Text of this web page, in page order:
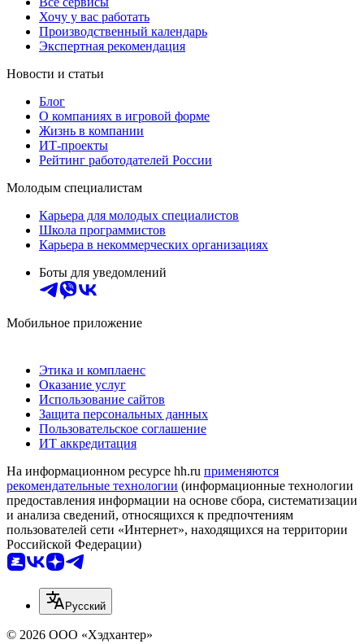
Хочу у вас работать
Производственный календарь
Экспертная рекомендация
Новости и статьи
Блог
О компаниях в игровой форме
Жизнь в компании
ИТ-проекты
Рейтинг работодателей России
Молодым специалистам
Карьера для молодых специалистов
Школа программистов
Карьера в некоммерческих организациях
Боты для уведомлений
Мобильное приложение
Этика и комплаенс
Оказание услуг
Использование сайтов
Защита персональных данных
Пользовательское соглашение
ИТ аккредитация
На информационном ресурсе hh.ru применяются
рекомендательные технологии (информационные технологии
предоставления информации на основе сбора, систематизации
и анализа сведений, относящихся к предпочтениям
пользователей сети «Интернет», находящихся на территории
Российской Федерации)
Русский
© 2026 ООО «Хэдхантер»